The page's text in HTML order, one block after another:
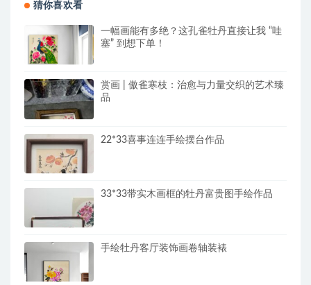
猜你喜欢看
一幅画能有多绝？这孔雀牡丹直接让我 “哇
塞” 到想下单！
赏画 | 傲雀寒枝：治愈与力量交织的艺术臻
品
22*33喜事连连手绘摆台作品
33*33带实木画框的牡丹富贵图手绘作品
手绘牡丹客厅装饰画卷轴装裱